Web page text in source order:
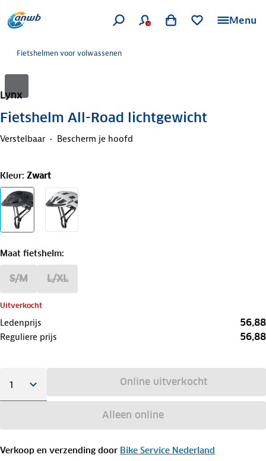
Menu
Fietshelmen voor volwassenen
Lynx
Fietshelm All-Road lichtgewicht
Verstelbaar Bescherm je hoofd
Kleur: Zwart
Maat fietshelm:
S/M L/XL
Uitverkocht
Ledenprijs 56,88
Reguliere prijs 56,88
Online uitverkocht
Alleen online
Verkoop en verzending door Bike Service Nederland